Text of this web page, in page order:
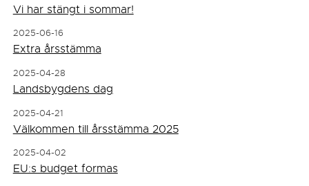
Vi har stängt i sommar!
2025-06-16
Extra årsstämma
2025-04-28
Landsbygdens dag
2025-04-21
Välkommen till årsstämma 2025
2025-04-02
EU:s budget formas